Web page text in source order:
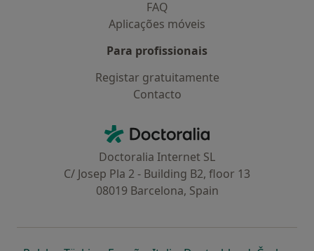
FAQ
Aplicações móveis
Para profissionais
Registar gratuitamente
Contacto
Doctoralia - Homepage
Doctoralia Internet SL
C/ Josep Pla 2 - Building B2, floor 13
08019 Barcelona, Spain